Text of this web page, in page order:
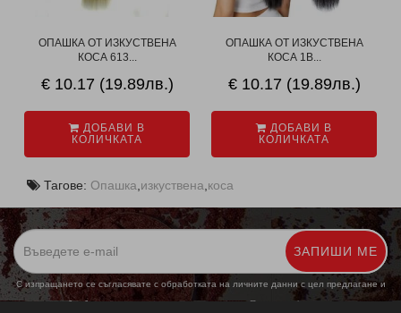
ОПАШКА ОТ ИЗКУСТВЕНА
КОСА 613...
€ 10.17 (19.89лв.)
ДОБАВИ В
КОЛИЧКАТА
ОПАШКА ОТ ИЗКУСТВЕНА
КОСА 1B...
€ 10.17 (19.89лв.)
ДОБАВИ В
КОЛИЧКАТА
Тагове: Опашка изкуствена коса
ЗАПИШИ МЕ
С изпращането се съгласявате с обработката на личните данни с цел предлагане и
обработка на маркетингови предложения. Повече информация